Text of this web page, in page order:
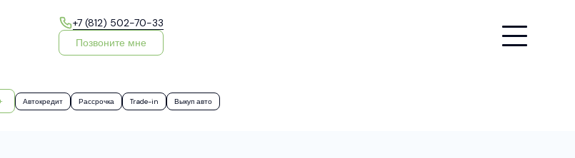
+7 (812) 502-70-33
Позвоните мне
Автокредит Рассрочка Trade-in Выкуп авто